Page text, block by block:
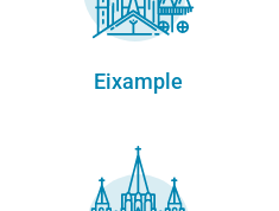
Eixample